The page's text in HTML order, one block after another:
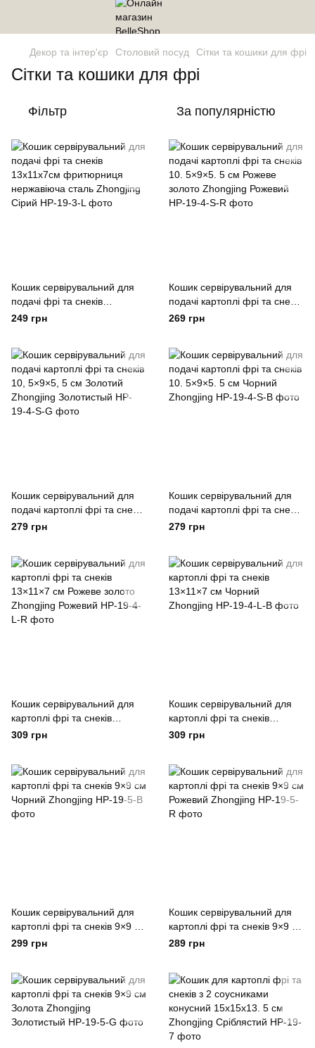
Декор та інтер'єр Столовий посуд Сітки та кошики для фрі
Сітки та кошики для фрі
Фільтр За популярністю
Кошик сервірувальний для
подачі фрі та снеків
13х11х7см фритюрниця
249 грн
Кошик сервірувальний для
подачі картоплі фрі та снеків
10. 5×9×5. 5 см Рожеве
269 грн
Кошик сервірувальний для
подачі картоплі фрі та снеків
10, 5×9×5, 5 см Золотий
279 грн
Кошик сервірувальний для
подачі картоплі фрі та снеків
10. 5×9×5. 5 см Чорний
279 грн
Кошик сервірувальний для
картоплі фрі та снеків
13×11×7 см Рожеве золото
309 грн
Кошик сервірувальний для
картоплі фрі та снеків
13×11×7 см Чорний
309 грн
Кошик сервірувальний для
картоплі фрі та снеків 9×9 см
Чорний Zhongjing
299 грн
Кошик сервірувальний для
картоплі фрі та снеків 9×9 см
Рожевий Zhongjing
289 грн